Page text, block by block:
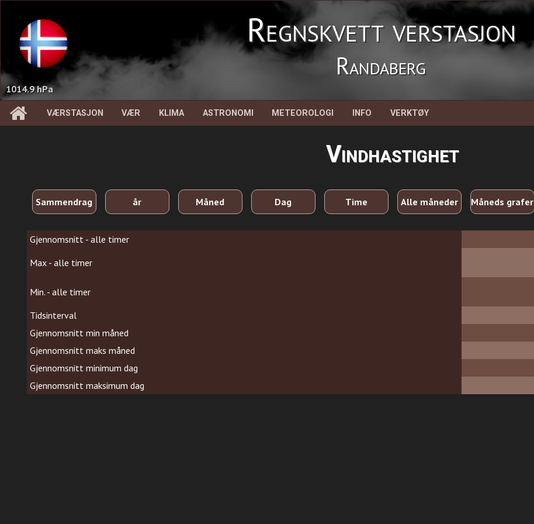
1014.9 hPa
Regnskvett verstasjon
Randaberg
VÆRSTASJON VÆR KLIMA ASTRONOMI METEOROLOGI INFO VERKTØY
Vindhastighet
Sammendrag år Måned Dag Time Alle måneder Måneds grafer
Gjennomsnitt - alle timer
Max - alle timer
Min. - alle timer
Tidsinterval
Gjennomsnitt min måned
Gjennomsnitt maks måned
Gjennomsnitt minimum dag
Gjennomsnitt maksimum dag